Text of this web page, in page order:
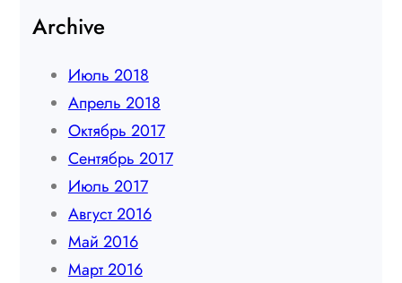
Archive
Июль 2018
Апрель 2018
Октябрь 2017
Сентябрь 2017
Июль 2017
Август 2016
Май 2016
Март 2016